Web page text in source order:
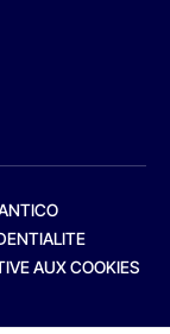
AUX COOKIES